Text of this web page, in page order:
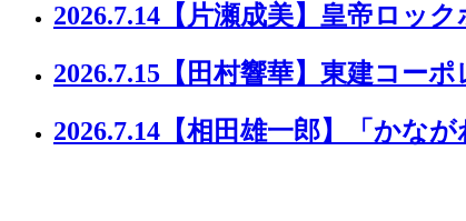
2026.7.14 【片瀬成美】皇帝ロッ
2026.7.15 【田村響華】東建コー
2026.7.14 【相田雄一郎】「かな